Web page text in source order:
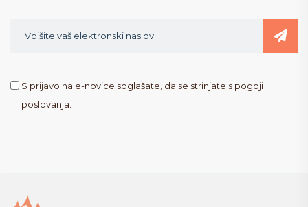
S prijavo na e-novice soglašate, da se strinjate s pogoji
poslovanja.